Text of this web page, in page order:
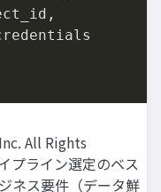
All Rights
プライン選定のベス
ネス要件（データ鮮